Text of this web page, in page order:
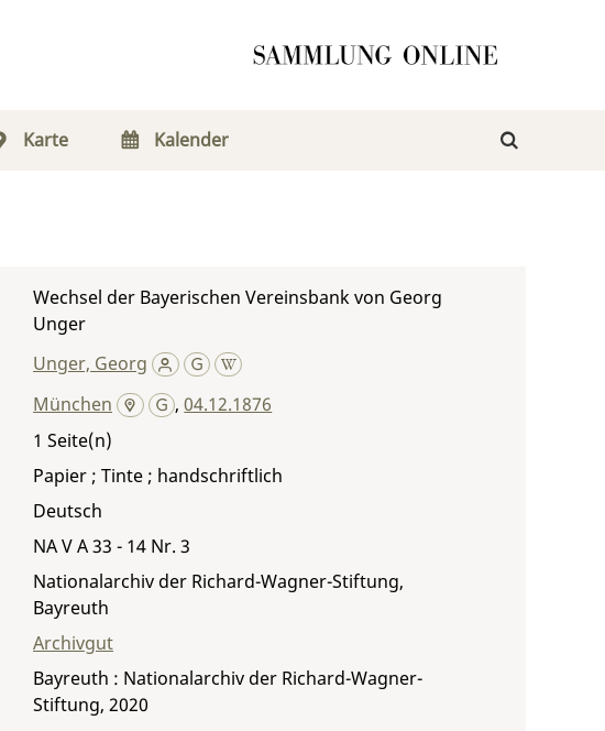
Karte Kalender
Wechsel der Bayerischen Vereinsbank von Georg
Unger
Unger, Georg
München ,04.12.1876
1
Papier ; Tinte ; handschriftlich
Deutsch
NA V A 33 - 14 Nr. 3
Nationalarchiv der Richard-Wagner-Stiftung,
Bayreuth
Archivgut
Bayreuth : Nationalarchiv der Richard-Wagner-
Stiftung, 2020